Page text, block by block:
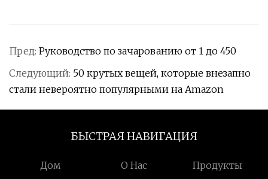
Пред: Руководство по зачарованию от 1 до 450
Следующий: 50 крутых вещей, которые внезапно
стали невероятно популярными на Amazon
БЫСТРАЯ НАВИГАЦИЯ
Дом О Нас Продукты